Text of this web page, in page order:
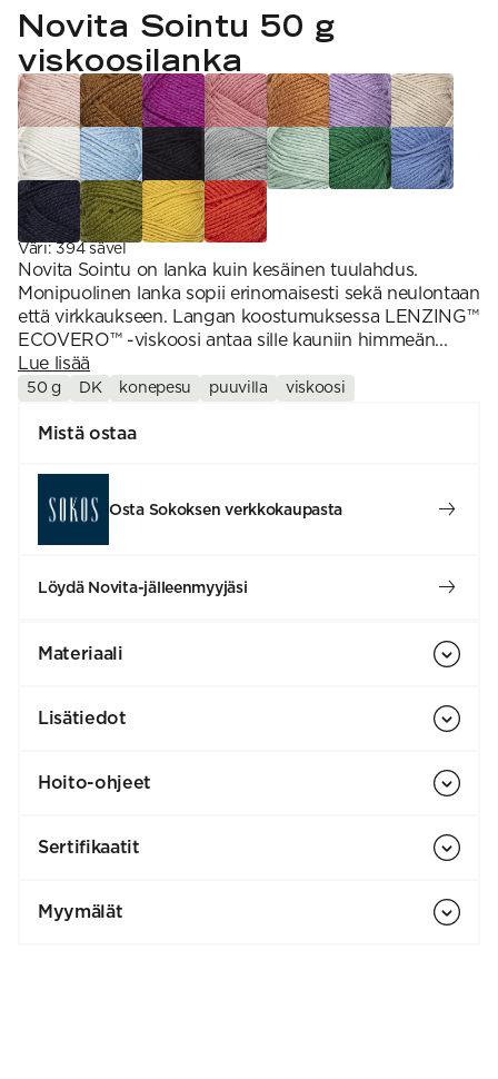
7 Veljestä
Nalle
Wonder Wool
Hehku
1 = ohuin, 7 = paksuin
1. Lace
2. 4-ply
3. Sport
4. DK
5. Aran
6. Chunky
7. Super Chunky
SESONGIN MALLISTOT
SS26 Kirsikka
Simberg & Hanna
Sumari
SS26 Hyvän olon
neuleet
SS26 Auringon
kosketus -
kesämallisto
SS26 Signature
Collection
INSPIROIDU
Yhteisö
Ajankohtaista
Tilaa uutiskirje
Kaikki artikkelit
Novita Sointu 50 g
viskoosilanka
Väri:394 sävel
Novita Sointu on lanka kuin kesäinen tuulahdus.
Monipuolinen lanka sopii erinomaisesti sekä neulontaan
että virkkaukseen. Langan koostumuksessa LENZING™
ECOVERO™ -viskoosi antaa sille kauniin himmeän...
Lue lisää
50 g DK konepesu puuvilla viskoosi
Mistä ostaa
Osta Sokoksen verkkokaupasta
Löydä Novita-jälleenmyyjäsi
Materiaali
Lisätiedot
Hoito-ohjeet
Sertifikaatit
Myymälät